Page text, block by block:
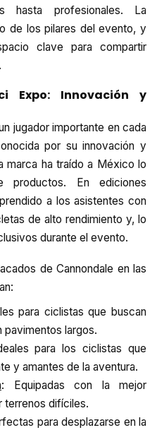
hasta profesionales. La
de los pilares del evento, y
clave para compartir
Expo: Innovación y
jugador importante en cada
por su innovación y
marca ha traído a México lo
En ediciones
a los asistentes con
de alto rendimiento y, lo
durante el evento.
de Cannondale en las
para ciclistas que buscan
largos.
para los ciclistas que
y amantes de la aventura.
: Equipadas con la mejor
terrenos difíciles.
para desplazarse en la